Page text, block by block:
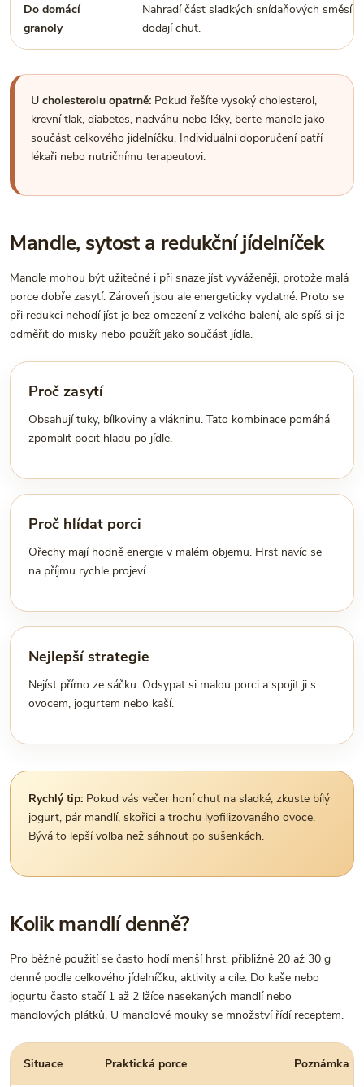
Do domácí
granoly
Nahradí část sladkých snídaňových směsí a
dodají chuť.
U cholesterolu opatrně: Pokud řešíte vysoký cholesterol,
krevní tlak, diabetes, nadváhu nebo léky, berte mandle jako
součást celkového jídelníčku. Individuální doporučení patří
lékaři nebo nutričnímu terapeutovi.
Mandle, sytost a redukční jídelníček
Mandle mohou být užitečné i při snaze jíst vyváženěji, protože malá
porce dobře zasytí. Zároveň jsou ale energeticky vydatné. Proto se
při redukci nehodí jíst je bez omezení z velkého balení, ale spíš si je
odměřit do misky nebo použít jako součást jídla.
Proč zasytí
Obsahují tuky, bílkoviny a vlákninu. Tato kombinace pomáhá
zpomalit pocit hladu po jídle.
Proč hlídat porci
Ořechy mají hodně energie v malém objemu. Hrst navíc se
na příjmu rychle projeví.
Nejlepší strategie
Nejíst přímo ze sáčku. Odsypat si malou porci a spojit ji s
ovocem, jogurtem nebo kaší.
Rychlý tip: Pokud vás večer honí chuť na sladké, zkuste bílý
jogurt, pár mandlí, skořici a trochu lyofilizovaného ovoce.
Bývá to lepší volba než sáhnout po sušenkách.
Kolik mandlí denně?
Pro běžné použití se často hodí menší hrst, přibližně 20 až 30 g
denně podle celkového jídelníčku, aktivity a cíle. Do kaše nebo
jogurtu často stačí 1 až 2 lžíce nasekaných mandlí nebo
mandlových plátků. U mandlové mouky se množství řídí receptem.
Situace Praktická porce Poznámka